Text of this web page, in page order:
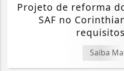
Projeto de reforma
SAF no
Saiba